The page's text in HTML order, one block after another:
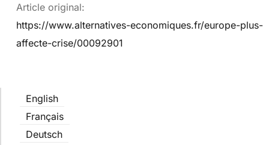
Article original:
https://www.alternatives-economiques.fr/europe-plus-
affecte-crise/00092901
English
Français
Deutsch